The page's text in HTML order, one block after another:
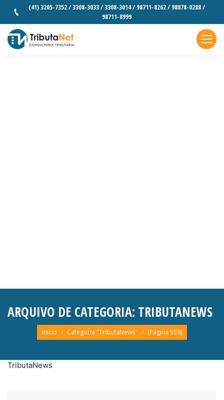
(41) 3205-7352 / 3308-3033 / 3308-3014 / 98711-8262 / 98878-0288 /
98711-8999
ARQUIVO DE CATEGORIA: TRIBUTANEWS
Você está aqui:
Início Categoria "TributaNews" (Página 559)
TributaNews